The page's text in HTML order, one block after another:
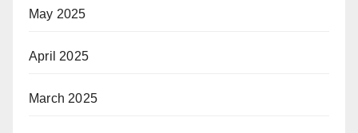
May 2025
April 2025
March 2025